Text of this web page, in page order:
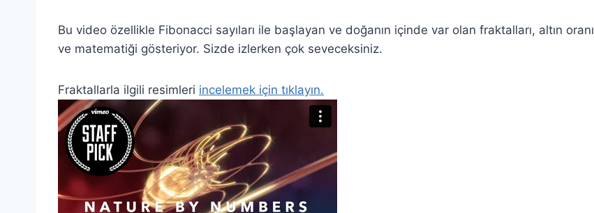
Bu video özellikle Fibonacci sayıları ile başlayan ve doğanın içinde var olan fraktalları, altın oranı
ve matematiği gösteriyor. Sizde izlerken çok seveceksiniz.
Fraktallarla ilgili resimleri incelemek için tıklayın.